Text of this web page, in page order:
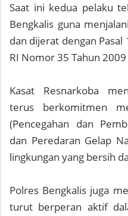
Saat ini kedua pelaku
Bengkalis guna
dan dijerat dengan Pasal
RI Nomor 35 Tahun
Kasat Resnarkoba
terus berkomitmen
(Pencegahan dan
dan Peredaran Gelap
lingkungan yang bersih
Polres Bengkalis juga
turut berperan aktif